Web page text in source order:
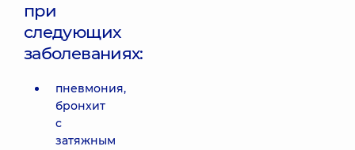
при
следующих
заболеваниях:
пневмония,
бронхит
с
затяжным